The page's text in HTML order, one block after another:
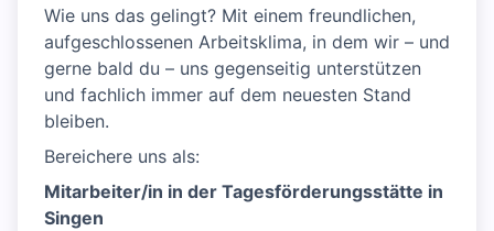
Wie uns das gelingt? Mit einem freundlichen,
aufgeschlossenen Arbeitsklima, in dem wir – und
gerne bald du – uns gegenseitig unterstützen
und fachlich immer auf dem neuesten Stand
bleiben.
Bereichere uns als:
Mitarbeiter/in in der Tagesförderungsstätte in
Singen